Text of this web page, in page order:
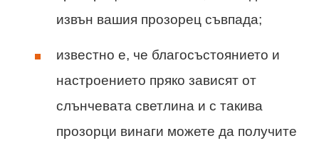
извън вашия прозорец съвпада;
известно е, че благосъстоянието и
настроението пряко зависят от
слънчевата светлина и с такива
прозорци винаги можете да получите